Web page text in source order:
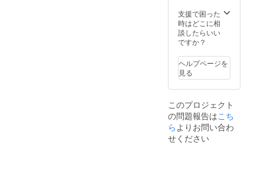
本プロ
ジェク
トはAll
or
（達成
後支援
型）で
す。 目
成した
場合の
みリ
ターン
をお届
支援で困った
時はどこに相
談したらいい
ですか？
ヘルプページを
見る
このプロジェクト
の問題報告はこち
ら よりお問い合わ
せください